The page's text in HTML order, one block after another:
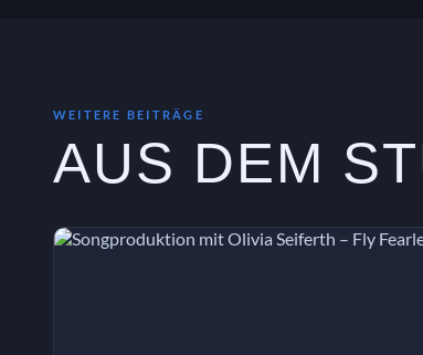
WEITERE BEITRÄGE
AUS DEM